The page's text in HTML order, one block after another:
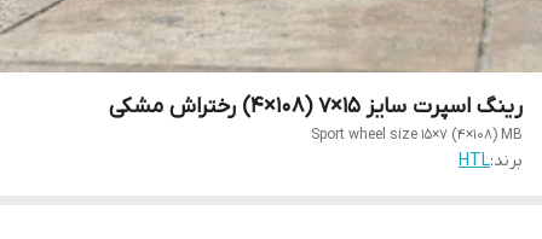
رینگ اسپرت سایز ۱۵×۷ (۱۰۸×۴) رختراش مشکی
Sport wheel size 15×7 (4×108) MB
برند:HTL